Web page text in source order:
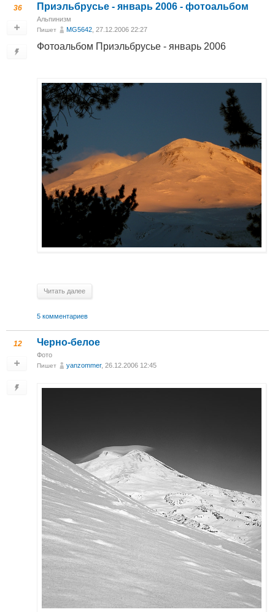
36 Приэльбрусье - январь 2006 - фотоальбом
Альпинизм
Пишет MG5642 , 27.12.2006 22:27
Фотоальбом Приэльбрусье - январь 2006
Читать далее
5 комментариев
12 Черно-белое
Фото
Пишет yanzommer, 26.12.2006 12:45